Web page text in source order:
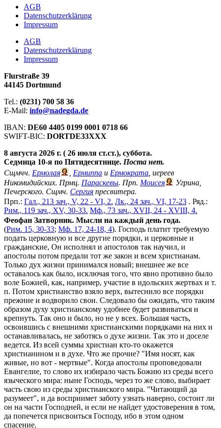
АGB
Datenschutzerklärung
Impressum
АGB
Datenschutzerklärung
Impressum
Flurstraße 39
44145 Dortmund
Tel.: (0231) 700 58 36
E-Mail: info@nadegda.de
IBAN: DE60 4405 0199 0001 0718 66
SWIFT-BIC: DORTDE33XXX
8 августа 2026 г. ( 26 июля ст.ст.), суббота.
Седмица 10-я по Пятидесятнице. Поста нет.
Сщмчч. Ермолая Ермиппа и Ермократа , иереев
Никомидийских. Прмц. Параскевы. Прп. Моисея
Угрина,
Печерского. Сщмч. Сергия пресвитера.
Прп.: Гал., 213 зач., V, 22 - VI, 2. Лк., 24 зач., VI, 17-23 . Ряд.:
Рим., 119 зач., XV, 30-33. Мф., 73 зач., XVII, 24 - XVIII, 4.
Феофан Затворник. Мысли на каждый день года.
(Рим. 15, 30-33; Мф. 17, 24-18, 4). Господь платит требуемую
подать церковную и все другие порядки, и церковные и
гражданские, Он исполнял и апостолов так научил, и
апостолы потом предали тот же закон и всем христианам.
Только дух жизни принимался новый; внешнее же все
оставалось как было, исключая того, что явно противно было
воле Божией, как, например, участие в идольских жертвах и т.
п. Потом христианство взяло верх, вытеснило все порядки
прежние и водворило свои. Следовало бы ожидать, что таким
образом духу христианскому удобнее будет развиваться и
крепнуть. Так оно и было, но не у всех. Большая часть,
освоившись с внешними христианскими порядками на них и
останавливалась, не заботясь о духе жизни. Так это и доселе
ведется. Из всей суммы христиан кто-то окажется
христианином и в духе. Что же прочие? "Имя носят, как
живые, но вот - мертвые". Когда апостолы проповедовали
Евангелие, то слово их избирало часть Божию из среды всего
языческого мира: ныне Господь, через то же слово, выбирает
часть свою из среды христианского мира. "Читающий да
разумеет", и да восприимет заботу узнать наверно, состоит ли
он на части Господней, и если не найдет удостоверения в том,
да попечется присвоиться Господу, ибо в этом одном
спасение.